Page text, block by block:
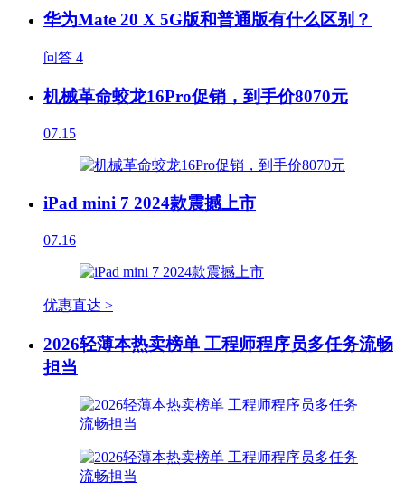
华为Mate 20 X 5G版和普通版有什么区别？
问答 4
机械革命蛟龙16Pro促销，到手价8070元
07.15
iPad mini 7 2024款震撼上市
07.16
优惠直达 >
2026轻薄本热卖榜单 工程师程序员多任务流畅
担当